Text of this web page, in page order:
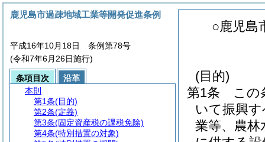
○鹿児島
(目的)
第1条
この
いて振興
業等、農林
鹿児島市過疎地域工業等開発促進条例
平成16年10月18日 条例第78号
(令和7年6月26日施行)
条項目次
沿革
本則
第1条(目的)
第2条(定義)
第3条(固定資産税の課税免除)
第4条(特別措置の対象)